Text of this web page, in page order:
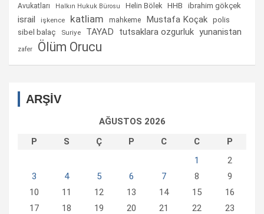
Avukatları
Halkın Hukuk Bürosu Helin Bölek HHB ibrahim gökçek
israil işkence katliam mahkeme Mustafa Koçak polis
sibel balaç Suriye TAYAD tutsaklara ozgurluk yunanistan
zafer Ölüm Orucu
ARŞİV
AĞUSTOS 2026
P
S Ç P C C
P
1
2
3
4 5 6 7 8
9
10
11 12 13 14 15
16
17
18 19 20 21 22
23